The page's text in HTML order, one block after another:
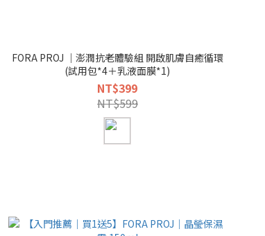
FORA PROJ ｜澎潤抗老體驗組 開啟肌膚自癒循環
(試用包*4＋乳液面膜*1)
NT$399
NT$599